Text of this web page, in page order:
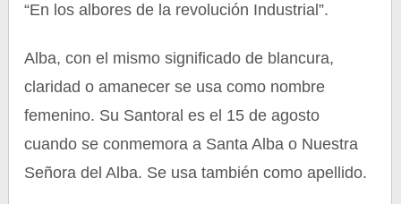
“En los albores de la revolución Industrial”.
Alba, con el mismo significado de blancura,
claridad o amanecer se usa como nombre
femenino. Su Santoral es el 15 de agosto
cuando se conmemora a Santa Alba o Nuestra
Señora del Alba. Se usa también como apellido.